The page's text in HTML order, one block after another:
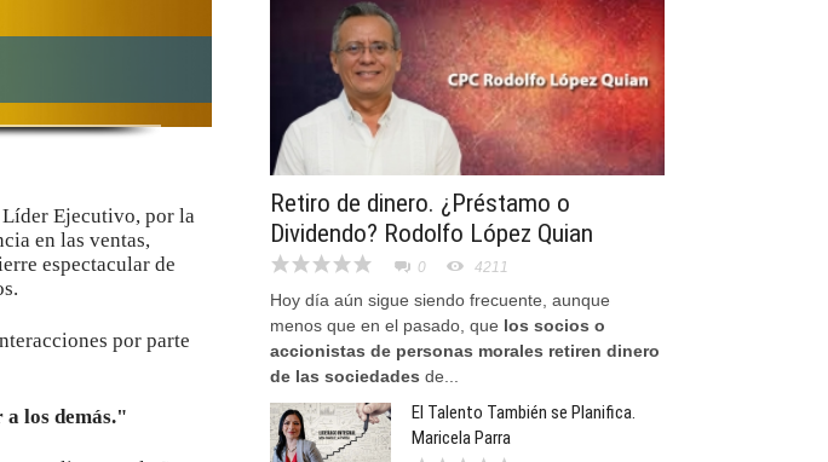
Líder Ejecutivo, por la
en las ventas,
espectacular de
por parte
a los demás."
Retiro de dinero. ¿Préstamo o
Dividendo? Rodolfo López Quian
0 4211
Hoy día aún sigue siendo frecuente, aunque
menos que en el pasado, que los socios o
accionistas de personas morales retiren dinero
de las sociedades de...
El Talento También se Planifica.
Maricela Parra